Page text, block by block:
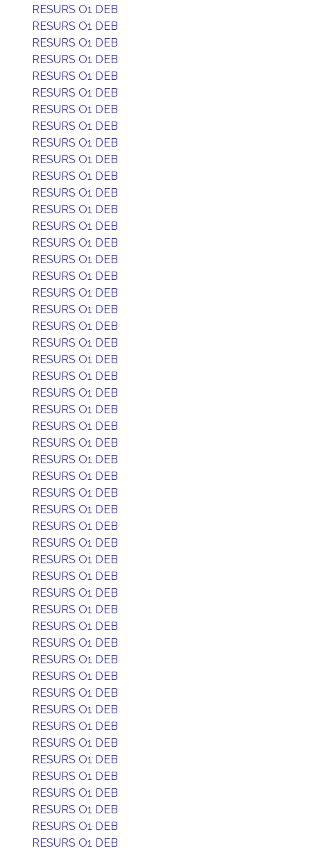
RESURS O1 DEB
RESURS O1 DEB
RESURS O1 DEB
RESURS O1 DEB
RESURS O1 DEB
RESURS O1 DEB
RESURS O1 DEB
RESURS O1 DEB
RESURS O1 DEB
RESURS O1 DEB
RESURS O1 DEB
RESURS O1 DEB
RESURS O1 DEB
RESURS O1 DEB
RESURS O1 DEB
RESURS O1 DEB
RESURS O1 DEB
RESURS O1 DEB
RESURS O1 DEB
RESURS O1 DEB
RESURS O1 DEB
RESURS O1 DEB
RESURS O1 DEB
RESURS O1 DEB
RESURS O1 DEB
RESURS O1 DEB
RESURS O1 DEB
RESURS O1 DEB
RESURS O1 DEB
RESURS O1 DEB
RESURS O1 DEB
RESURS O1 DEB
RESURS O1 DEB
RESURS O1 DEB
RESURS O1 DEB
RESURS O1 DEB
RESURS O1 DEB
RESURS O1 DEB
RESURS O1 DEB
RESURS O1 DEB
RESURS O1 DEB
RESURS O1 DEB
RESURS O1 DEB
RESURS O1 DEB
RESURS O1 DEB
RESURS O1 DEB
RESURS O1 DEB
RESURS O1 DEB
RESURS O1 DEB
RESURS O1 DEB
RESURS O1 DEB